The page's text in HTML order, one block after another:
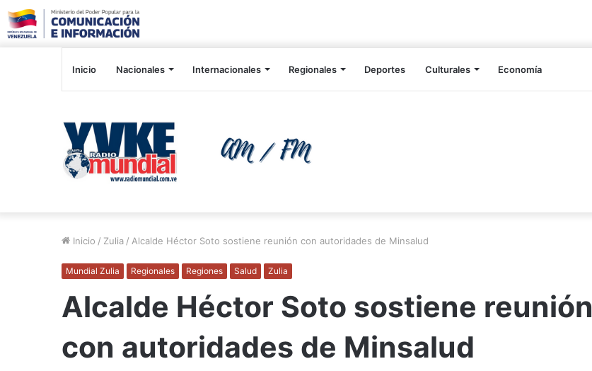
Inicio Nacionales Internacionales Regionales Deportes Culturales Economía
Inicio / Zulia / Alcalde Héctor Soto sostiene reunión con autoridades de Minsalud
Mundial Zulia Regionales Regiones Salud Zulia
Alcalde Héctor Soto sostiene reunión
con autoridades de Minsalud